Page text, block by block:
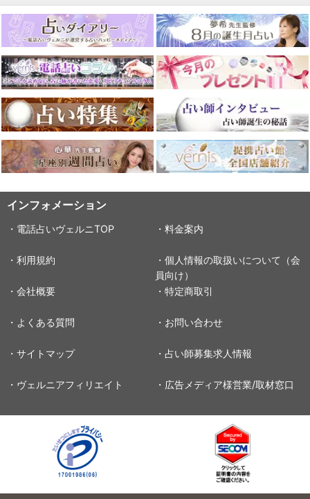
インフォメーション
・電話占いヴェルニTOP ・料金案内
・利用規約
・個人情報の取扱いについて（会
員向け）
・会社概要
・特定商取引
・よくある質問 ・お問い合わせ
・サイトマップ ・占い師募集求人情報
・ヴェルニアフィリエイト ・広告メディア様営業/取材窓口